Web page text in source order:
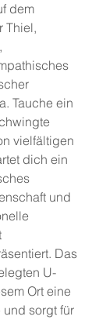
dem
Thiel,
Tauche ein
vielfältigen
dich ein
und
Das
U-
Ort eine
sorgt für